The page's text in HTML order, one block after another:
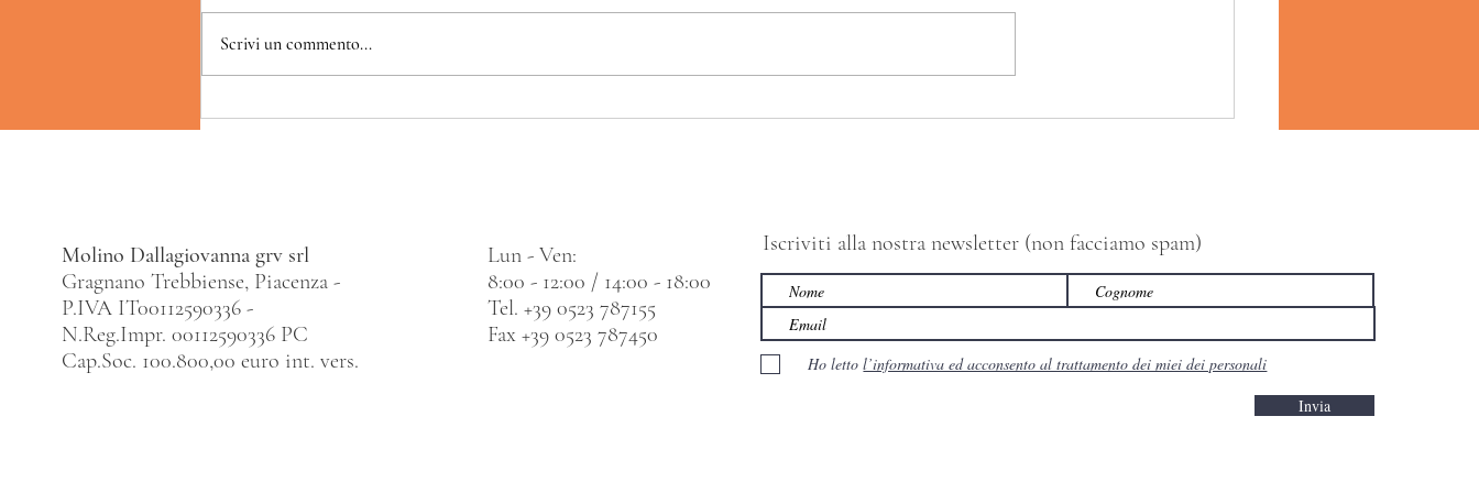
Scrivi un commento...
Molino Dallagiovanna grv srl
Gragnano Trebbiense, Piacenza -
P.IVA IT00112590336 -
N.Reg.Impr. 00112590336 PC
Cap.Soc. 100.800,00 euro int. vers.
Lun - Ven:
8:00 - 12:00 / 14:00 - 18:00
Tel. +39 0523 787155
Fax +39 0523 787450
Iscriviti alla nostra newsletter (non facciamo spam)
Ho letto l’informativa ed acconsento al trattamento dei miei dei personali
Invia